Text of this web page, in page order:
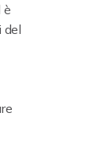
è
del